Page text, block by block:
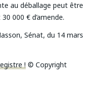
au déballage peut être
000 € d’amende.
Sénat, du 14 mars
!© Copyright